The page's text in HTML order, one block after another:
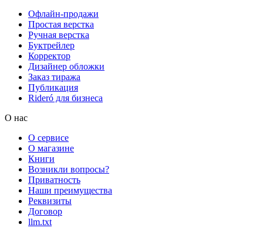
Офлайн-продажи
Простая верстка
Ручная верстка
Буктрейлер
Корректор
Дизайнер обложки
Заказ тиража
Публикация
Rideró для бизнеса
О нас
О сервисе
О магазине
Книги
Возникли вопросы?
Приватность
Наши преимущества
Реквизиты
Договор
llm.txt